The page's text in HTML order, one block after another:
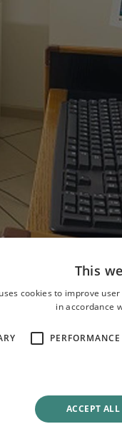
εξέταση που
σας.
προσφέρει
This
cookies to improve
in accordance
PERFORMANCE
ACCEPT ALL